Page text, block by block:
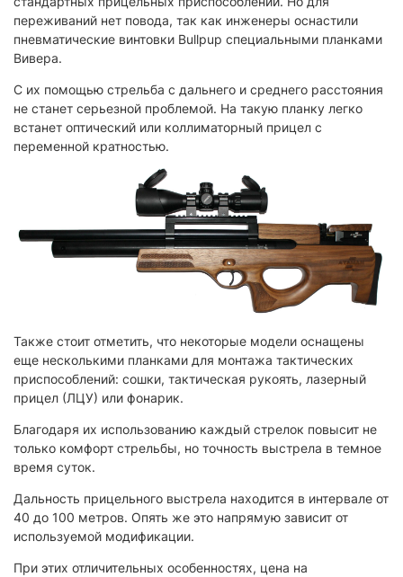
переживаний нет повода, так как инженеры оснастили
пневматические винтовки Bullpup специальными планками
Вивера.
С их помощью стрельба с дальнего и среднего расстояния
не станет серьезной проблемой. На такую планку легко
встанет оптический или коллиматорный прицел с
переменной кратностью.
Также стоит отметить, что некоторые модели оснащены
еще несколькими планками для монтажа тактических
приспособлений: сошки, тактическая рукоять, лазерный
прицел (ЛЦУ) или фонарик.
Благодаря их использованию каждый стрелок повысит не
только комфорт стрельбы, но точность выстрела в темное
время суток.
Дальность прицельного выстрела находится в интервале от
40 до 100 метров. Опять же это напрямую зависит от
используемой модификации.
При этих отличительных особенностях, цена на